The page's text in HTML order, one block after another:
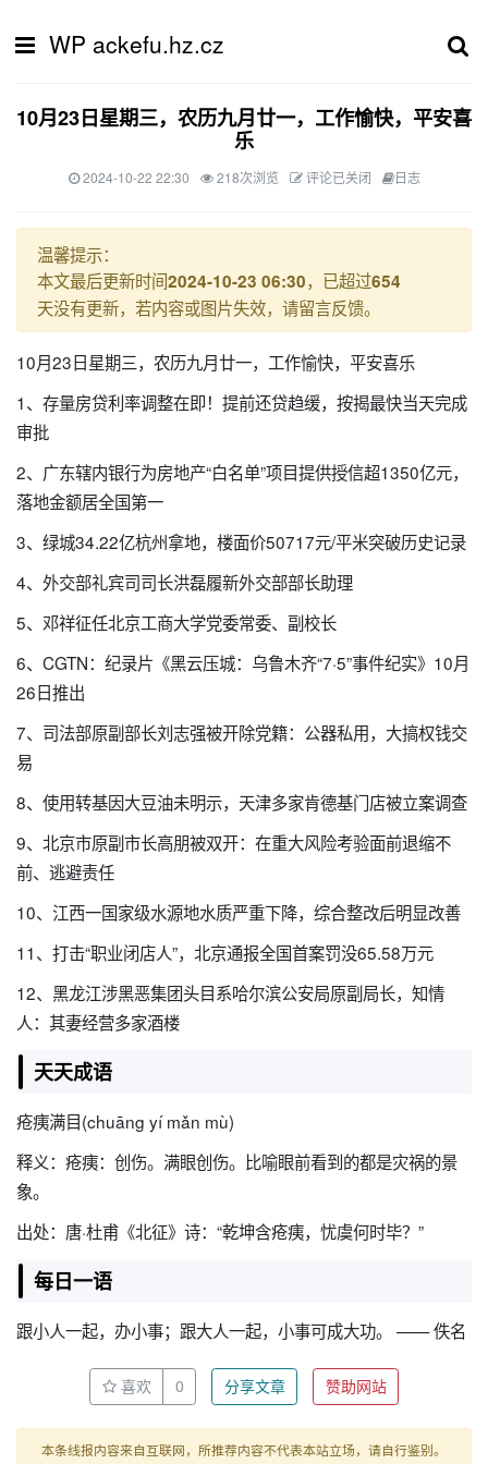
WP ackefu.hz.cz
10月23日星期三，农历九月廿一，工作愉快，平安喜
乐
2024-10-22 22:30 218次浏览 评论已关闭 日志
温馨提示：
本文最后更新时间2024-10-23 06:30，已超过654
天没有更新，若内容或图片失效，请留言反馈。
10月23日星期三，农历九月廿一，工作愉快，平安喜乐
1、存量房贷利率调整在即！提前还贷趋缓，按揭最快当天完成
审批
2、广东辖内银行为房地产“白名单”项目提供授信超1350亿元，
落地金额居全国第一
3、绿城34.22亿杭州拿地，楼面价50717元/平米突破历史记录
4、外交部礼宾司司长洪磊履新外交部部长助理
5、邓祥征任北京工商大学党委常委、副校长
6、CGTN：纪录片《黑云压城：乌鲁木齐“7·5”事件纪实》10月
26日推出
7、司法部原副部长刘志强被开除党籍：公器私用，大搞权钱交
易
8、使用转基因大豆油未明示，天津多家肯德基门店被立案调查
9、北京市原副市长高朋被双开：在重大风险考验面前退缩不
前、逃避责任
10、江西一国家级水源地水质严重下降，综合整改后明显改善
11、打击“职业闭店人”，北京通报全国首案罚没65.58万元
12、黑龙江涉黑恶集团头目系哈尔滨公安局原副局长，知情
人：其妻经营多家酒楼
天天成语
疮痍满目(chuāng yí mǎn mù)
释义：疮痍：创伤。满眼创伤。比喻眼前看到的都是灾祸的景
象。
出处：唐·杜甫《北征》诗：“乾坤含疮痍，忧虞何时毕？”
每日一语
跟小人一起，办小事；跟大人一起，小事可成大功。 —— 佚名
喜欢 0 分享文章 赞助网站
本条线报内容来自互联网，所推荐内容不代表本站立场，请自行鉴别。